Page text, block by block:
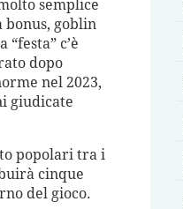
semplice
goblin
c’è
dopo
nel 2023,
giudicate
popolari tra i
cinque
del gioco.